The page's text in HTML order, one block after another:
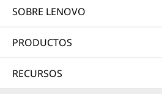
ayudaremos a simplificar la
Más información
SOBRE LENOVO
PRODUCTOS
RECURSOS